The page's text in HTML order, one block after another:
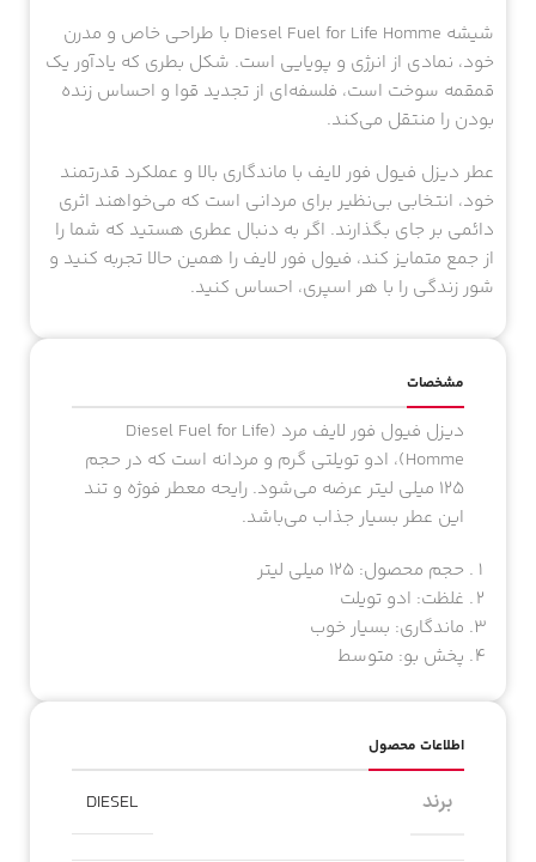
شیشه Diesel Fuel for Life Homme با طراحی خاص و مدرن
خود، نمادی از انرژی و پویایی است. شکل بطری که یادآور یک
قمقمه سوخت است، فلسفه‌ای از تجدید قوا و احساس زنده
بودن را منتقل می‌کند.
عطر دیزل فیول فور لایف با ماندگاری بالا و عملکرد قدرتمند
خود، انتخابی بی‌نظیر برای مردانی است که می‌خواهند اثری
دائمی بر جای بگذارند. اگر به دنبال عطری هستید که شما را
از جمع متمایز کند، فیول فور لایف را همین حالا تجربه کنید و
شور زندگی را با هر اسپری، احساس کنید.
مشخصات
دیزل فیول فور لایف مرد (Diesel Fuel for Life
Homme)، ادو تویلتی گرم و مردانه است که در حجم
۱۲۵ میلی لیتر عرضه می‌شود. رایحه معطر فوژه و تند
این عطر بسیار جذاب می‌باشد.
حجم محصول: ۱۲۵ میلی لیتر
غلظت: ادو تویلت
ماندگاری: بسیار خوب
پخش بو: متوسط
اطلاعات محصول
برند DIESEL